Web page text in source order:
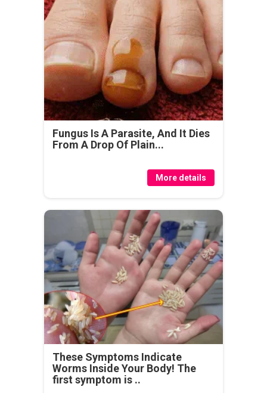
Fungus Is A Parasite, And It Dies
From A Drop Of Plain...
More details
These Symptoms Indicate
Worms Inside Your Body! The
first symptom is ..